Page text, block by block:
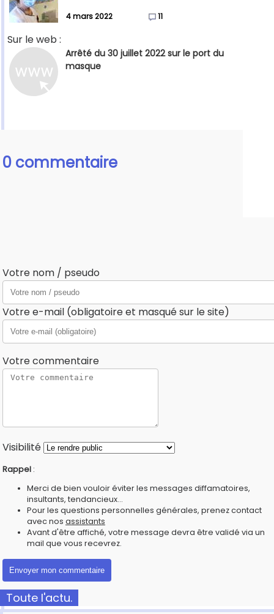
4 mars 2022 11
Sur le web :
Arrêté du 30 juillet 2022 sur le port du
masque
0 commentaire
Votre nom / pseudo
Votre e-mail (obligatoire et masqué sur le site)
Votre commentaire
Visibilité
Rappel :
Merci de bien vouloir éviter les messages diffamatoires,
insultants, tendancieux...
Pour les questions personnelles générales, prenez contact
avec nos assistants
Avant d'être affiché, votre message devra être validé via un
mail que vous recevrez.
Toute l'actu.